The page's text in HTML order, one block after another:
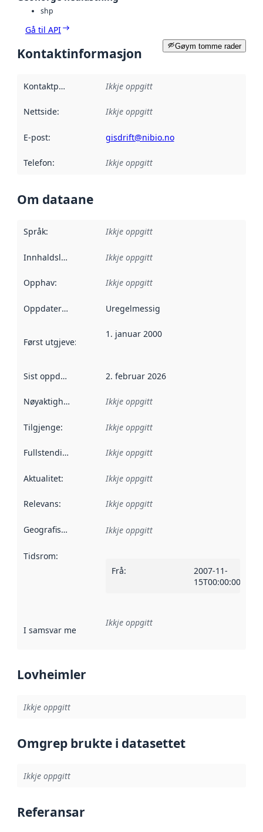
shp
Gå til API
Gøym tomme rader
Kontaktinformasjon
Kontaktpunkt Ikkje oppgitt
Nettside: Ikkje oppgitt
E-post: gisdrift@nibio.no
Telefon: Ikkje oppgitt
Om dataane
Språk: Ikkje oppgitt
Innhaldsleverandørar :
Ikkje oppgitt
Opphav: Ikkje oppgitt
Oppdateringsfrekvens :
Uregelmessig
Først utgjeve: Denne datoen seier når dataa i dette
1. januar 2000
Sist oppdatert 2. februar 2026
Nøyaktigheit Ikkje oppgitt
Tilgjenge: Ikkje oppgitt
Fullstendigheit Ikkje oppgitt
Aktualitet: Ikkje oppgitt
Relevans: Ikkje oppgitt
Geografisk område Ikkje oppgitt
Tidsrom:
Frå:
2007-11-
15T00:00:00Z
I samsvar med Referanse til ei implementeringsregel eller
Ikkje oppgitt
Lovheimler
Ikkje oppgitt
Omgrep brukte i datasettet
Ikkje oppgitt
Referansar